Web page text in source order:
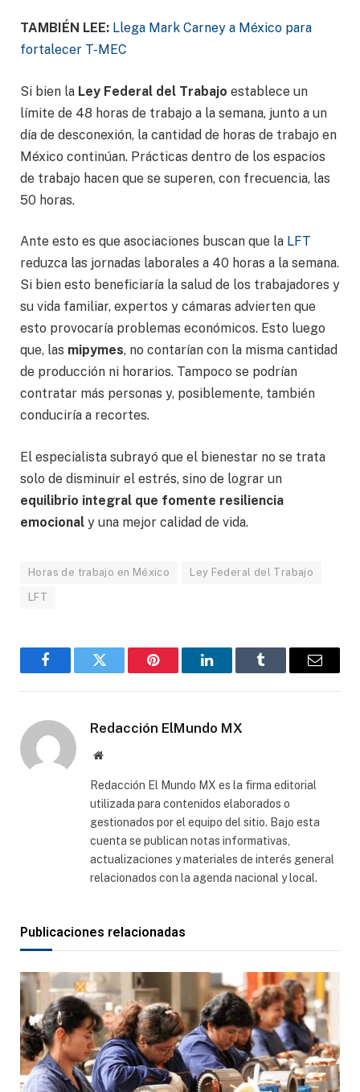
TAMBIÉN LEE: Llega Mark Carney a México para
fortalecer T-MEC
Si bien la Ley Federal del Trabajo establece un
límite de 48 horas de trabajo a la semana, junto a un
día de desconexión, la cantidad de horas de trabajo en
México continúan. Prácticas dentro de los espacios
de trabajo hacen que se superen, con frecuencia, las
50 horas.
Ante esto es que asociaciones buscan que la LFT
reduzca las jornadas laborales a 40 horas a la semana.
Si bien esto beneficiaría la salud de los trabajadores y
su vida familiar, expertos y cámaras advierten que
esto provocaría problemas económicos. Esto luego
que, las mipymes, no contarían con la misma cantidad
de producción ni horarios. Tampoco se podrían
contratar más personas y, posiblemente, también
conduciría a recortes.
El especialista subrayó que el bienestar no se trata
solo de disminuir el estrés, sino de lograr un
equilibrio integral que fomente resiliencia
emocional y una mejor calidad de vida.
Horas de trabajo en México Ley Federal del Trabajo
LFT
FacebookGorjeo Pinterest LinkedInTumblr
Correo
Redacción ElMundo MX
Sitio
Redacción El Mundo MX es la firma editorial
utilizada para contenidos elaborados o
gestionados por el equipo del sitio. Bajo esta
cuenta se publican notas informativas,
actualizaciones y materiales de interés general
relacionados con la agenda nacional y local.
Publicaciones relacionadas